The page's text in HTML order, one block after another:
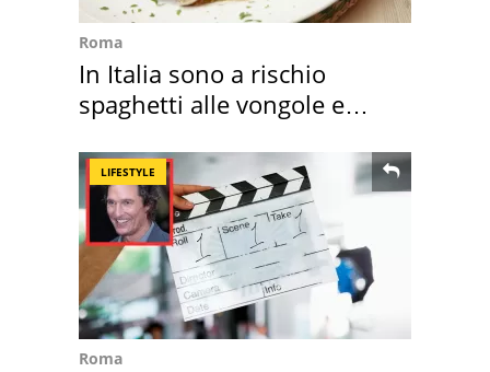
Roma
In Italia sono a rischio
spaghetti alle vongole e
LIFESTYLE
Roma